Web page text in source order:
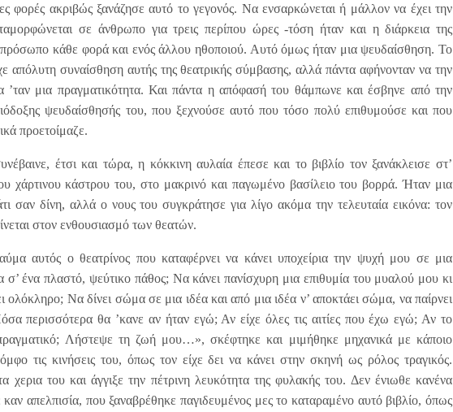
φορές ακριβώς ξανάζησε αυτό το γεγονός. Να ενσαρκώνεται ή μάλλον να έχει την
σε άνθρωπο για τρεις περίπου ώρες -τόση ήταν και η διάρκεια της
κάθε φορά και ενός άλλου ηθοποιού. Αυτό όμως ήταν μια ψευδαίσθηση. Το
απόλυτη συναίσθηση αυτής της θεατρικής σύμβασης, αλλά πάντα αφήνονταν να την
’ταν μια πραγματικότητα. Και πάντα η απόφασή του θάμπωνε και έσβηνε από την
ψευδαίσθησής του, που ξεχνούσε αυτό που τόσο πολύ επιθυμούσε και που
προετοίμαζε.
έτσι και τώρα, η κόκκινη αυλαία έπεσε και το βιβλίο τον ξανάκλεισε στ’
χάρτινου κάστρου του, στο μακρινό και παγωμένο βασίλειο του βορρά. Ήταν μια
σαν δίνη, αλλά ο νους του συγκράτησε για λίγο ακόμα την τελευταία εικόνα: τον
στον ενθουσιασμό των θεατών.
αυτός ο θεατρίνος που καταφέρνει να κάνει υποχείρια την ψυχή μου σε μια
ένα πλαστό, ψεύτικο πάθος; Να κάνει πανίσχυρη μια επιθυμία του μυαλού μου κι
ολόκληρο; Να δίνει σώμα σε μια ιδέα και από μια ιδέα ν’ αποκτάει σώμα, να παίρνει
περισσότερα θα ’κανε αν ήταν εγώ; Αν είχε όλες τις αιτίες που έχω εγώ; Αν το
Λήστεψε τη ζωή μου…», σκέφτηκε και μιμήθηκε μηχανικά με κάποιο
τις κινήσεις του, όπως τον είχε δει να κάνει στην σκηνή ως ρόλος τραγικός.
χερια του και άγγιξε την πέτρινη λευκότητα της φυλακής του. Δεν ένιωθε κανένα
απελπισία, που ξαναβρέθηκε παγιδευμένος μες το καταραμένο αυτό βιβλίο, όπως